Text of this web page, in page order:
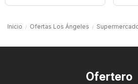
Inicio Ofertas Los Ángeles
Ofertero